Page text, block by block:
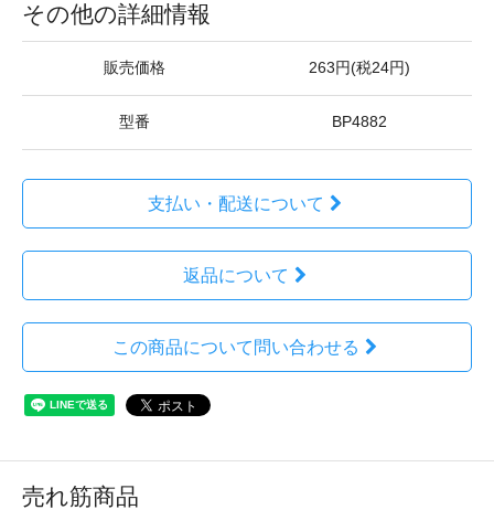
その他の詳細情報
販売価格 263円(税24円)
型番 BP4882
支払い・配送について
返品について
この商品について問い合わせる
売れ筋商品